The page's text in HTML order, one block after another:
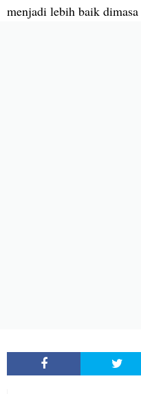
menjadi lebih baik